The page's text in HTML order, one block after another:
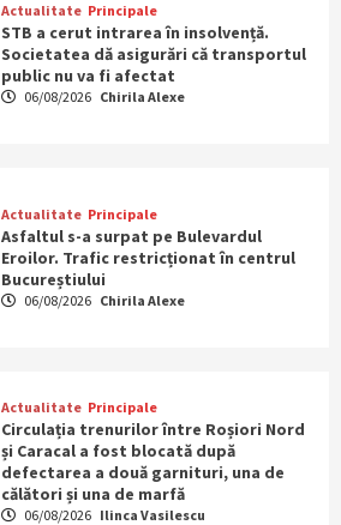
Actualitate Principale
STB a cerut intrarea în insolvență.
Societatea dă asigurări că transportul
public nu va fi afectat
06/08/2026 Chirila Alexe
Actualitate Principale
Asfaltul s-a surpat pe Bulevardul
Eroilor. Trafic restricționat în centrul
Bucureștiului
06/08/2026 Chirila Alexe
Actualitate Principale
Circulația trenurilor între Roșiori Nord
și Caracal a fost blocată după
defectarea a două garnituri, una de
călători și una de marfă
06/08/2026 Ilinca Vasilescu